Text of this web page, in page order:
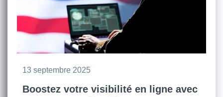
13 septembre 2025
Boostez votre visibilité en ligne avec